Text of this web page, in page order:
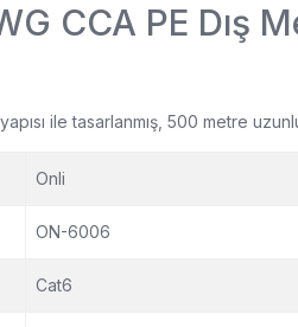
CCA PE Dış
ile tasarlanmış, 500 metre
Onli
ON-6006
Cat6